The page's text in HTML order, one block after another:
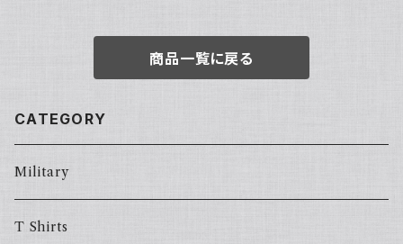
商品一覧に戻る
CATEGORY
Military
T Shirts